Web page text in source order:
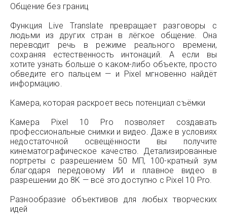
Общение без границ
Функция Live Translate превращает разговоры с
людьми из других стран в лёгкое общение. Она
переводит речь в режиме реального времени,
сохраняя естественность интонаций. А если вы
хотите узнать больше о каком-либо объекте, просто
обведите его пальцем — и Pixel мгновенно найдёт
информацию.
Камера, которая раскроет весь потенциал съёмки
Камера Pixel 10 Pro позволяет создавать
профессиональные снимки и видео. Даже в условиях
недостаточной освещённости вы получите
кинематографическое качество. Детализированные
портреты с разрешением 50 МП, 100-кратный зум
благодаря передовому ИИ и плавное видео в
разрешении до 8K — всё это доступно с Pixel 10 Pro.
Разнообразие объективов для любых творческих
идей